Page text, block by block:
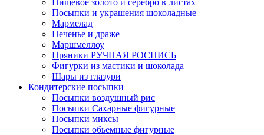
Пищевое золото и серебро в листах
Посыпки и украшения шоколадные
Мармелад
Печенье и драже
Маршмеллоу
Пряники РУЧНАЯ РОСПИСЬ
Фигурки из мастики и шоколада
Шары из глазури
Кондитерские посыпки
Посыпки воздушный рис
Посыпки Сахарные фигурные
Посыпки миксы
Посыпки обьемные фигурные